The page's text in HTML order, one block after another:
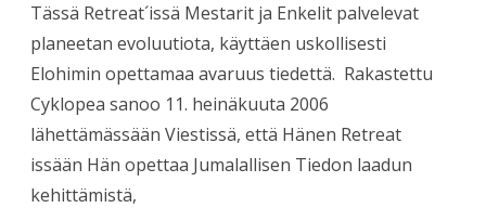
Tässä Retreat´issä Mestarit ja Enkelit palvelevat
planeetan evoluutiota, käyttäen uskollisesti
Elohimin opettamaa avaruus tiedettä. Rakastettu
Cyklopea sanoo 11. heinäkuuta 2006
lähettämässään Viestissä, että Hänen Retreat
issään Hän opettaa Jumalallisen Tiedon laadun
kehittämistä,